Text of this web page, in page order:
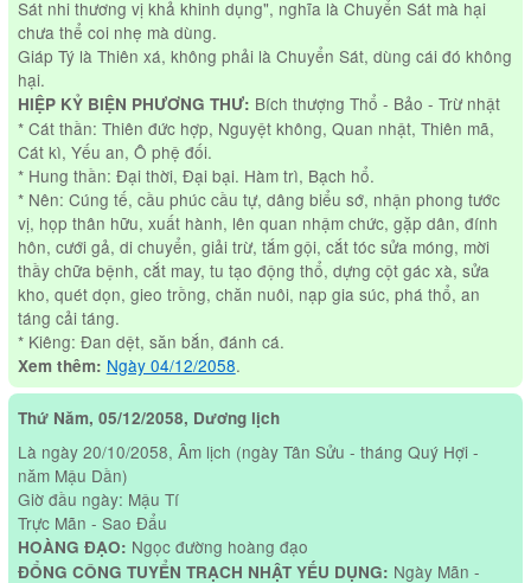
Sát nhi thương vị khả khinh dụng", nghĩa là Chuyển Sát mà hại
chưa thể coi nhẹ mà dùng.
Giáp Tý là Thiên xá, không phải là Chuyển Sát, dùng cái đó không
hại.
HIỆP KỶ BIỆN PHƯƠNG THƯ: Bích thượng Thổ - Bảo - Trừ nhật
* Cát thần: Thiên đức hợp, Nguyệt không, Quan nhật, Thiên mã,
Cát kì, Yếu an, Ô phệ đối.
* Hung thần: Đại thời, Đại bại. Hàm trì, Bạch hổ.
* Nên: Cúng tế, cầu phúc cầu tự, dâng biểu sớ, nhận phong tước
vị, họp thân hữu, xuất hành, lên quan nhậm chức, gặp dân, đính
hôn, cưới gả, di chuyển, giải trừ, tắm gội, cắt tóc sửa móng, mời
thầy chữa bệnh, cắt may, tu tạo động thổ, dựng cột gác xà, sửa
kho, quét dọn, gieo trồng, chăn nuôi, nạp gia súc, phá thổ, an
táng cải táng.
* Kiêng: Đan dệt, săn bắn, đánh cá.
Xem thêm: Ngày 04/12/2058.
Thứ Năm, 05/12/2058, Dương lịch
Là ngày 20/10/2058, Âm lịch (ngày Tân Sửu - tháng Quý Hợi -
năm Mậu Dần)
Giờ đầu ngày: Mậu Tí
Trực Mãn - Sao Đẩu
HOÀNG ĐẠO: Ngọc đường hoàng đạo
ĐỔNG CÔNG TUYỂN TRẠCH NHẬT YẾU DỤNG: Ngày Mãn -